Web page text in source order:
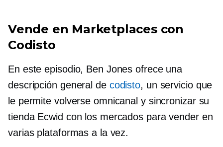
Vende en Marketplaces con
Codisto
En este episodio, Ben Jones ofrece una
descripción general de codisto, un servicio que
le permite volverse omnicanal y sincronizar su
tienda Ecwid con los mercados para vender en
varias plataformas a la vez.